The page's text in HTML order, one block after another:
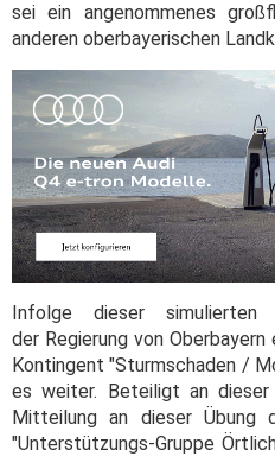
sei ein angenommenes
anderen oberbayerischen
Infolge dieser simulierten
der Regierung von
Kontingent "Sturmschaden /
es weiter. Beteiligt an dieser
Mitteilung an dieser Übung
"Unterstützungs-Gruppe